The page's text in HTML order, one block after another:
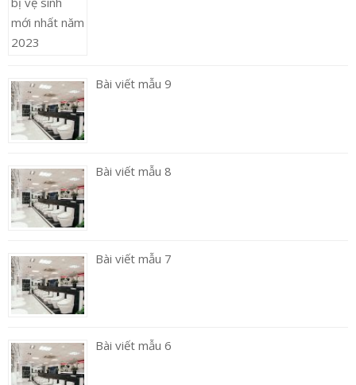
Bài viết mẫu 9
Bài viết mẫu 8
Bài viết mẫu 7
Bài viết mẫu 6